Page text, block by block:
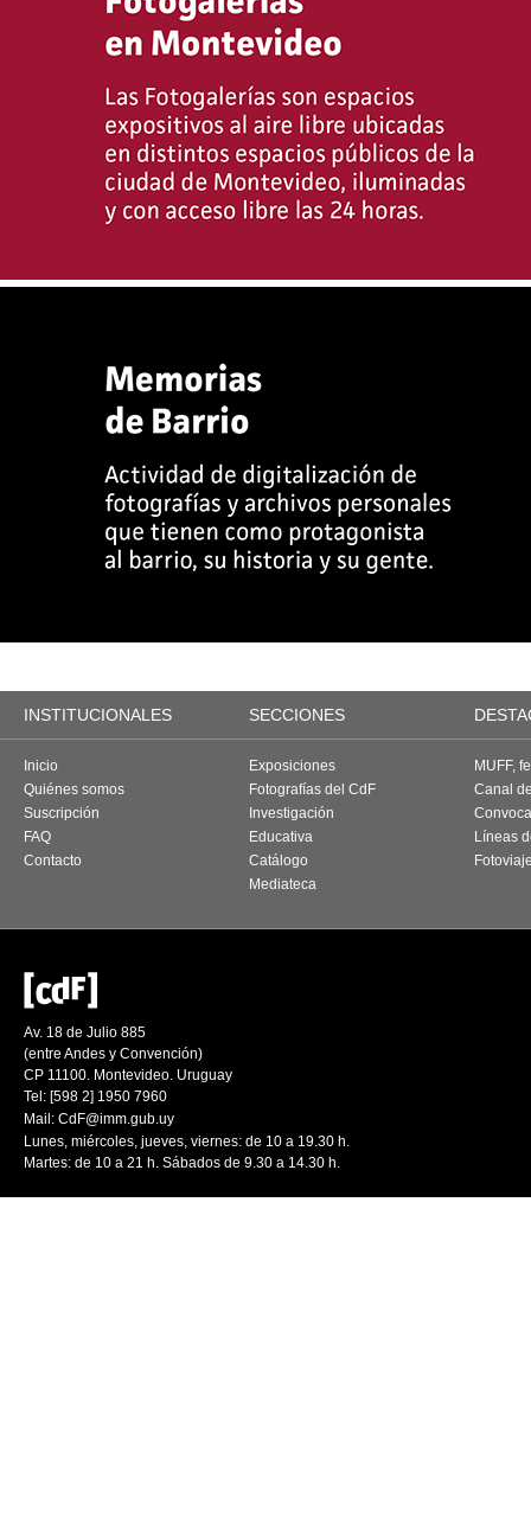
INSTITUCIONALES SECCIONES
Inicio
Quiénes somos
Suscripción
FAQ
Contacto
Exposiciones
Fotografías del CdF
Investigación
Educativa
Catálogo
Mediateca
MUFF,
Canal
Líneas
Av. 18 de Julio 885
(entre Andes y Convención)
CP 11100. Montevideo. Uruguay
Tel: [598 2] 1950 7960
Mail: CdF@imm.gub.uy
Lunes, miércoles, jueves, viernes: de 10 a 19.30 h.
Martes: de 10 a 21 h. Sábados de 9.30 a 14.30 h.